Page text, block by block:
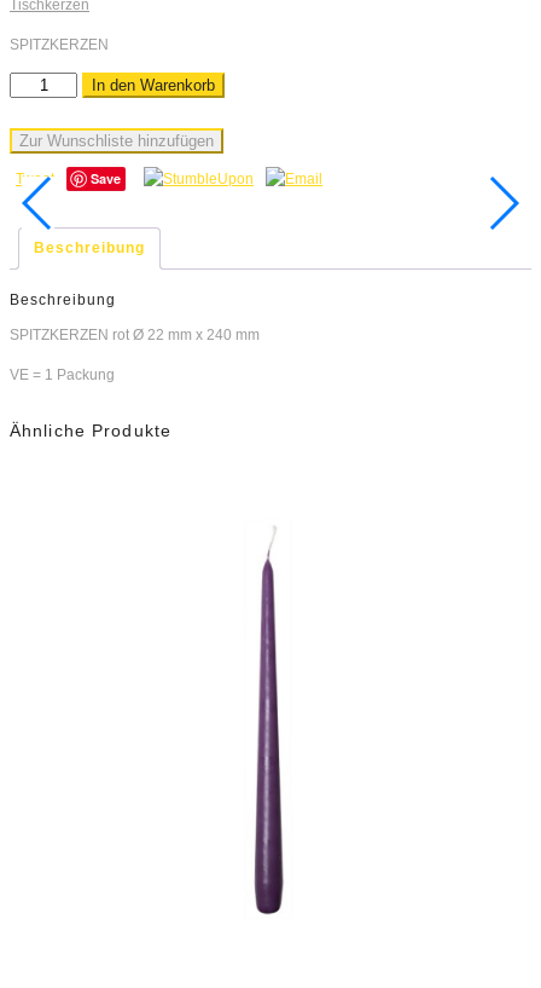
Tischkerzen
SPITZKERZEN
In den Warenkorb
Zur Wunschliste hinzufügen
Tweet Save
Beschreibung
Beschreibung
SPITZKERZEN rot Ø 22 mm x 240 mm
VE = 1 Packung
Ähnliche Produkte